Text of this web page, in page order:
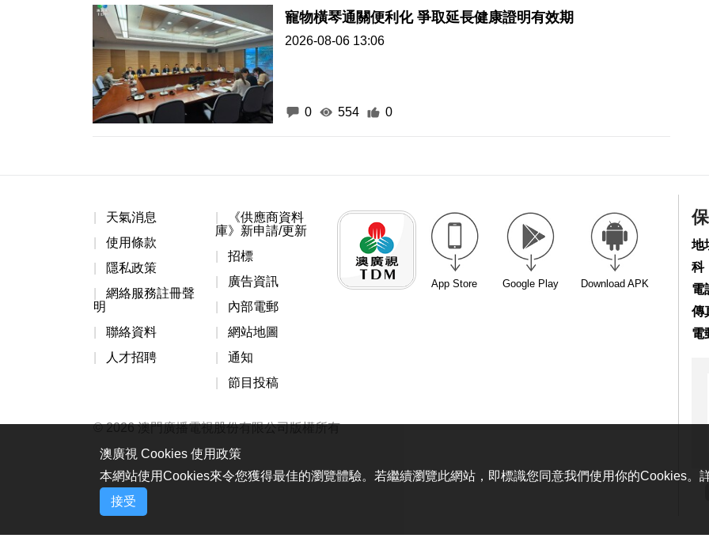
寵物橫琴通關便利化 爭取延長健康證明有效期
2026-08-06 13:06
0 554 0
天氣消息
使用條款
隱私政策
網絡服務註冊聲
明
聯絡資料
人才招聘
《供應商資料
庫》新申請/更新
招標
廣告資訊
內部電郵
網站地圖
通知
節目投稿
App Store Google Play Download APK
© 2026 澳門廣播電視股份有限公司版權所有
地
科
電
傳
電
澳廣視 Cookies 使用政策
本網站使用Cookies來令您獲得最佳的瀏覽體驗。若繼續瀏覽此網站，即標識您同意我們使用你的Cookies。
接受